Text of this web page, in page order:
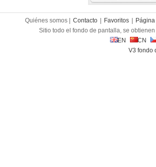
Quiénes somos | Contacto Favoritos
Sitio todo el fondo de pantalla, se
EN
CN
V3 fondo